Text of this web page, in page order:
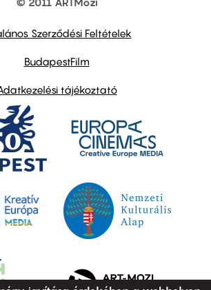
Szerződési Feltételek
BudapestFilm
tájékoztató